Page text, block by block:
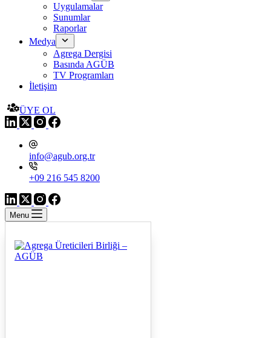
Uygulamalar
Sunumlar
Raporlar
Medya
Agrega Dergisi
Basında AGÜB
TV Programları
İletişim
ÜYE OL
info@agub.org.tr
+09 216 545 8200
Menu